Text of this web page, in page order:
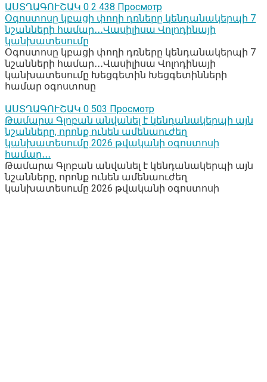
ԱՍՏՂԱԳՈՒՇԱԿ 0 2 438 Просмотр
Օգոստոսը կբացի փողի դռները կենդանակերպի 7
նշանների համար․․․Վասիլիսա Վոլոդինայի
կանխատեսումը
Օգոստոսը կբացի փողի դռները կենդանակերպի 7
նշանների համար․․․Վասիլիսա Վոլոդինայի
կանխատեսումը Խեցգետին Խեցգետինների
համար օգոստոսը
ԱՍՏՂԱԳՈՒՇԱԿ 0 503 Просмотр
Թամարա Գլոբան անվանել է կենդանակերպի այն
նշանները, որոնք ունեն ամենաուժեղ
կանխատեսումը 2026 թվականի օգոստոսի
համար․․․
Թամարա Գլոբան անվանել է կենդանակերպի այն
նշանները, որոնք ունեն ամենաուժեղ
կանխատեսումը 2026 թվականի օգոստոսի